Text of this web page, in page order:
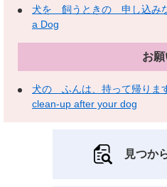
犬を 飼うときの 申し込み
a Dog
お
犬の ふんは、持って帰りま
clean-up after your dog
見つか